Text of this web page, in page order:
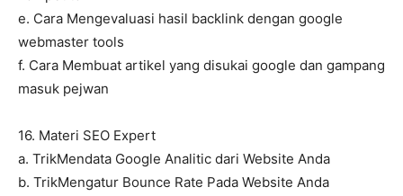
e. Cara Mengevaluasi hasil backlink dengan google
webmaster tools
f. Cara Membuat artikel yang disukai google dan gampang
masuk pejwan
16. Materi SEO Expert
a. TrikMendata Google Analitic dari Website Anda
b. TrikMengatur Bounce Rate Pada Website Anda